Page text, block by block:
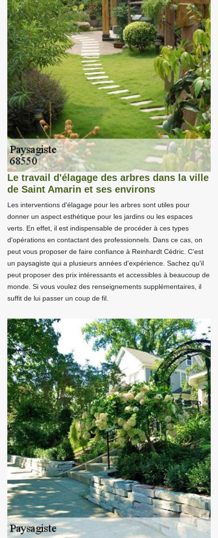
Le travail d'élagage des arbres dans la ville
de Saint Amarin et ses environs
Les interventions d'élagage pour les arbres sont utiles pour
donner un aspect esthétique pour les jardins ou les espaces
verts. En effet, il est indispensable de procéder à ces types
d'opérations en contactant des professionnels. Dans ce cas, on
peut vous proposer de faire confiance à Reinhardt Cédric. C'est
un paysagiste qui a plusieurs années d'expérience. Sachez qu'il
peut proposer des prix intéressants et accessibles à beaucoup de
monde. Si vous voulez des renseignements supplémentaires, il
suffit de lui passer un coup de fil.